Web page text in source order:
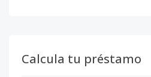
Calcula tu préstamo